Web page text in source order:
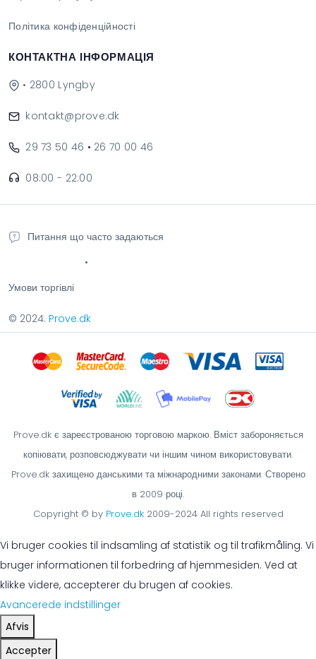
Політика конфіденційності
КОНТАКТНА ІНФОРМАЦІЯ
• 2800 Lyngby
kontakt@prove.dk
29 73 50 46 • 26 70 00 46
08:00 - 22:00
Питання що часто задаються
•
Умови торгівлі
© 2024. Prove.dk
Prove.dk є зареєстрованою торговою маркою. Вміст забороняється
копіювати, розповсюджувати чи іншим чином використовувати.
Prove.dk захищено данськими та міжнародними законами. Створено
в 2009 році.
Copyright © by Prove.dk2009-2024 All rights reserved
Vi bruger cookies til indsamling af statistik og til trafikmåling. Vi
bruger informationen til forbedring af hjemmesiden. Ved at
klikke videre, accepterer du brugen af cookies.
Avancerede indstillinger
Afvis
Accepter